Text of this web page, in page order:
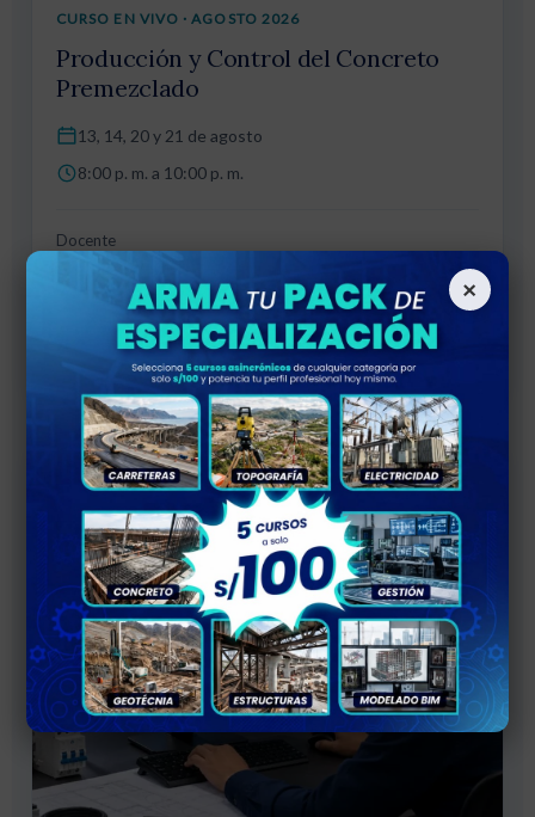
CURSO EN VIVO · AGOSTO 2026
Producción y Control del Concreto
Premezclado
13, 14, 20 y 21 de agosto
8:00 p. m. a 10:00 p. m.
Docente
CIP 143237
INVERSIÓN
60.00
Ver curso
17
×